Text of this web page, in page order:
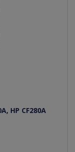
HP CF280A